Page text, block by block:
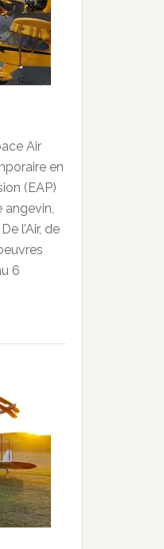
Air
en
(EAP)
angevin,
l’Air, de
6